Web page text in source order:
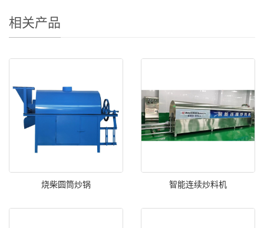
相关产品
烧柴圆筒炒锅 智能连续炒料机